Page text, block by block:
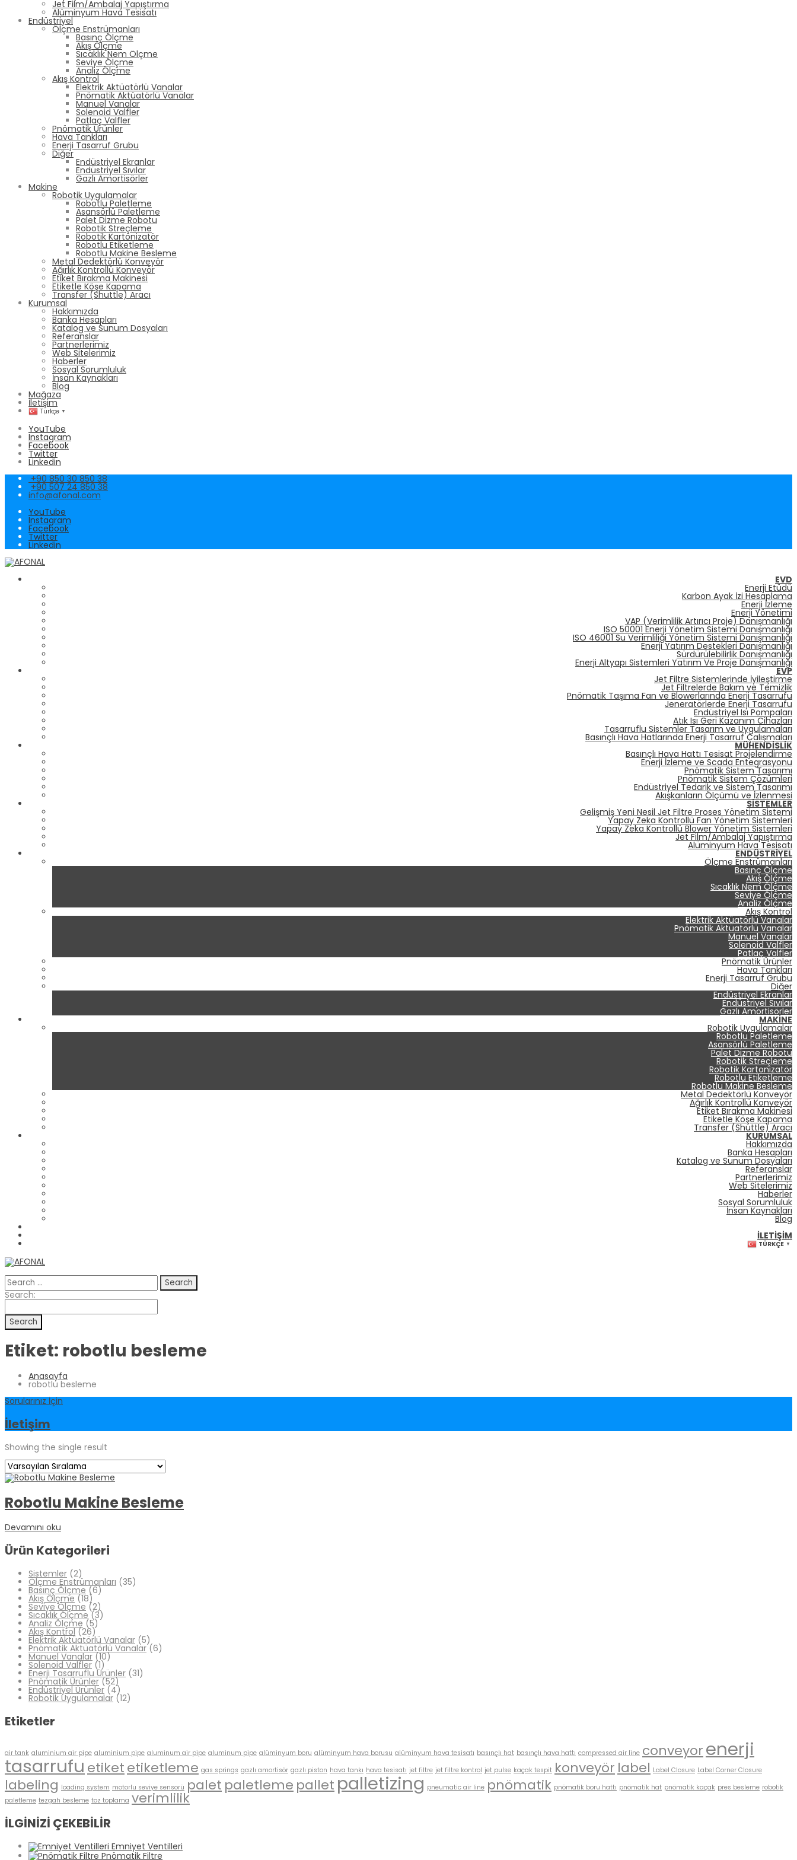
Jet Film/Ambalaj Yapıştırma
Alüminyum Hava Tesisatı
Endüstriyel
Ölçme Enstrümanları
Basınç Ölçme
Akış Ölçme
Sıcaklık Nem Ölçme
Seviye Ölçme
Analiz Ölçme
Akış Kontrol
Elektrik Aktüatörlü Vanalar
Pnömatik Aktüatörlü Vanalar
Manuel Vanalar
Solenoid Valfler
Patlaç Valfler
Pnömatik Ürünler
Hava Tankları
Enerji Tasarruf Grubu
Diğer
Endüstriyel Ekranlar
Endüstriyel Sıvılar
Gazlı Amortisörler
Makine
Robotik Uygulamalar
Robotlu Paletleme
Asansörlü Paletleme
Palet Dizme Robotu
Robotik Streçleme
Robotik Kartonizatör
Robotlu Etiketleme
Robotlu Makine Besleme
Metal Dedektörlü Konveyör
Ağırlık Kontrollü Konveyör
Etiket Bırakma Makinesi
Etiketle Köşe Kapama
Transfer (Shuttle) Aracı
Kurumsal
Hakkımızda
Banka Hesapları
Katalog ve Sunum Dosyaları
Referanslar
Partnerlerimiz
Web Sitelerimiz
Haberler
Sosyal Sorumluluk
İnsan Kaynakları
Blog
Mağaza
İletişim
Türkçe ▼
YouTube
Instagram
Facebook
Twitter
Linkedin
+90 850 30 850 38
+90 507 24 850 38
info@afonal.com
YouTube
Instagram
Facebook
Twitter
Linkedin
EVD
Enerji Etüdü
Karbon Ayak İzi Hesaplama
Enerji İzleme
Enerji Yönetimi
VAP (Verimlilik Artırıcı Proje) Danışmanlığı
ISO 50001 Enerji Yönetim Sistemi Danışmanlığı
ISO 46001 Su Verimliliği Yönetim Sistemi Danışmanlığı
Enerji Yatırım Destekleri Danışmanlığı
Sürdürülebilirlik Danışmanlığı
Enerji Altyapı Sistemleri Yatırım Ve Proje Danışmanlığı
EVP
Jet Filtre Sistemlerinde İyileştirme
Jet Filtrelerde Bakım ve Temizlik
Pnömatik Taşıma Fan ve Blowerlarında Enerji Tasarrufu
Jeneratörlerde Enerji Tasarrufu
Endüstriyel Isı Pompaları
Atık Isı Geri Kazanım Cihazları
Tasarruflu Sistemler Tasarım ve Uygulamaları
Basınçlı Hava Hatlarında Enerji Tasarruf Çalışmaları
MÜHENDISLIK
Basınçlı Hava Hattı Tesisat Projelendirme
Enerji İzleme ve Scada Entegrasyonu
Pnömatik Sistem Tasarımı
Pnömatik Sistem Çözümleri
Endüstriyel Tedarik ve Sistem Tasarımı
Akışkanların Ölçümü ve İzlenmesi
SISTEMLER
Gelişmiş Yeni Nesil Jet Filtre Proses Yönetim Sistemi
Yapay Zeka Kontrollü Fan Yönetim Sistemleri
Yapay Zeka Kontrollü Blower Yönetim Sistemleri
Jet Film/Ambalaj Yapıştırma
Alüminyum Hava Tesisatı
ENDÜSTRIYEL
Ölçme Enstrümanları
Basınç Ölçme
Akış Ölçme
Sıcaklık Nem Ölçme
Seviye Ölçme
Analiz Ölçme
Akış Kontrol
Elektrik Aktüatörlü Vanalar
Pnömatik Aktüatörlü Vanalar
Manuel Vanalar
Solenoid Valfler
Patlaç Valfler
Pnömatik Ürünler
Hava Tankları
Enerji Tasarruf Grubu
Diğer
Endüstriyel Ekranlar
Endüstriyel Sıvılar
Gazlı Amortisörler
MAKINE
Robotik Uygulamalar
Robotlu Paletleme
Asansörlü Paletleme
Palet Dizme Robotu
Robotik Streçleme
Robotik Kartonizatör
Robotlu Etiketleme
Robotlu Makine Besleme
Metal Dedektörlü Konveyör
Ağırlık Kontrollü Konveyör
Etiket Bırakma Makinesi
Etiketle Köşe Kapama
Transfer (Shuttle) Aracı
KURUMSAL
Hakkımızda
Banka Hesapları
Katalog ve Sunum Dosyaları
Referanslar
Partnerlerimiz
Web Sitelerimiz
Haberler
Sosyal Sorumluluk
İnsan Kaynakları
Blog
İLETIŞIM
TÜRKÇE ▼
Search
for:
Search
for:
Search:
Etiket: robotlu besleme
Anasayfa
robotlu besleme
Sorularınız İçin
İletişim
Showing the single result
Robotlu Makine Besleme
Devamını oku
Ürün Kategorileri
Sistemler (2)
Ölçme Enstrümanları (35)
Basınç Ölçme (6)
Akış Ölçme (18)
Seviye Ölçme (2)
Sıcaklık Ölçme (3)
Analiz Ölçme (5)
Akış Kontrol (26)
Elektrik Aktüatörlü Vanalar (5)
Pnömatik Aktüatörlü Vanalar (6)
Manuel Vanalar (10)
Solenoid Valfler (1)
Enerji Tasarruflu Ürünler (31)
Pnömatik Ürünler (52)
Endüstriyel Ürünler (4)
Robotik Uygulamalar (12)
Etiketler
air tank aluminium air pipe aluminium pipe aluminum air pipe aluminum pipe alüminyum boru alüminyum hava borusu alüminyum hava tesisatı basınçlı hat basınçlı hava hattı compressed air line conveyorenerji
tasarrufu etiketetiketleme gas springs gazlı amortisör gazlı piston hava tankı hava tesisatı jet filtre jet filtre kontrol jet pulse kaçak tespit konveyör label Label Closure Label Corner Closure
labeling loading system motorlu seviye sensorü palet paletleme pallet palletizing pneumatic air line pnömatik pnömatik boru hattı pnömatik hat pnömatik kaçak pres besleme robotik
paletleme tezgah besleme toz toplama verimlilik
İLGİNİZİ ÇEKEBİLİR
Emniyet Ventilleri
Pnömatik Filtre